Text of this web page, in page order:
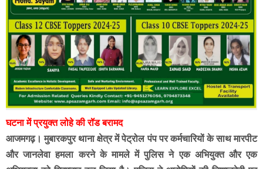
घटना में प्रयुक्त लोहे की रॉड बरामद
आजमगढ़। मुबारकपुर थाना क्षेत्र में पेट्रोल पंप पर कर्मचारियों के साथ मारपीट
और जानलेवा हमला करने के मामले में पुलिस ने एक अभियुक्त और एक